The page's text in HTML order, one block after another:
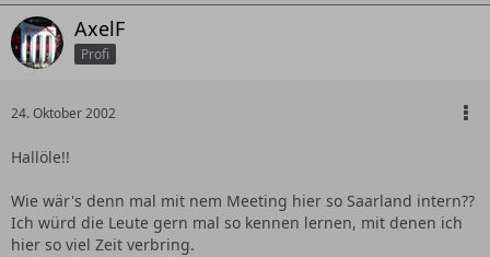
AxelF
Profi
24. Oktober 2002
Hallöle!!
Wie wär's denn mal mit nem Meeting hier so Saarland intern??
Ich würd die Leute gern mal so kennen lernen, mit denen ich
hier so viel Zeit verbring.